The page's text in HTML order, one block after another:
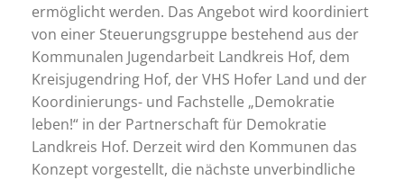
ermöglicht werden. Das Angebot wird koordiniert
von einer Steuerungsgruppe bestehend aus der
Kommunalen Jugendarbeit Landkreis Hof, dem
Kreisjugendring Hof, der VHS Hofer Land und der
Koordinierungs- und Fachstelle „Demokratie
leben!“ in der Partnerschaft für Demokratie
Landkreis Hof. Derzeit wird den Kommunen das
Konzept vorgestellt, die nächste unverbindliche